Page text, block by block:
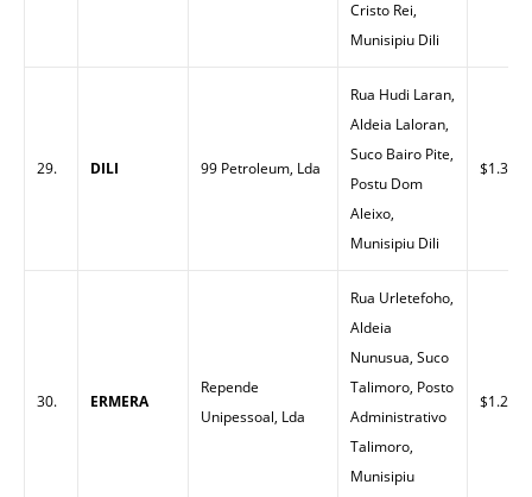
Cristo Rei,
Munisipiu Dili
29. DILI 99 Petroleum, Lda
Rua Hudi Laran,
Aldeia Laloran,
Suco Bairo Pite,
Postu Dom
Aleixo,
Munisipiu Dili
$1.33
30. ERMERA
Repende
Unipessoal, Lda
Rua Urletefoho,
Aldeia
Nunusua, Suco
Talimoro, Posto
Administrativo
Talimoro,
Munisipiu
$1.27